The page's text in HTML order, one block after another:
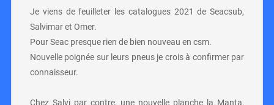
Je viens de feuilleter les catalogues 2021 de Seacsub,
Salvimar et Omer.
Pour Seac presque rien de bien nouveau en csm.
Nouvelle poignée sur leurs pneus je crois à confirmer par
connaisseur.
Chez Salvi par contre, une nouvelle planche la Manta,